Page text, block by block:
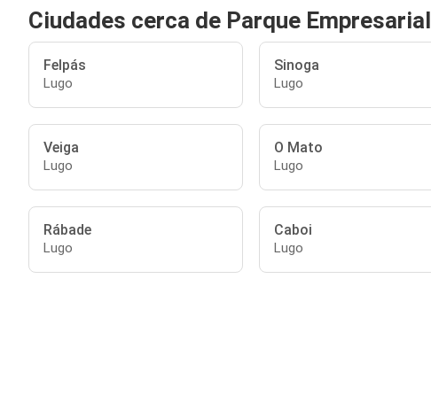
Ciudades cerca de Parque Empresarial
Felpás
Lugo
Sinoga
Lugo
Veiga
Lugo
O Mato
Lugo
Rábade
Lugo
Caboi
Lugo